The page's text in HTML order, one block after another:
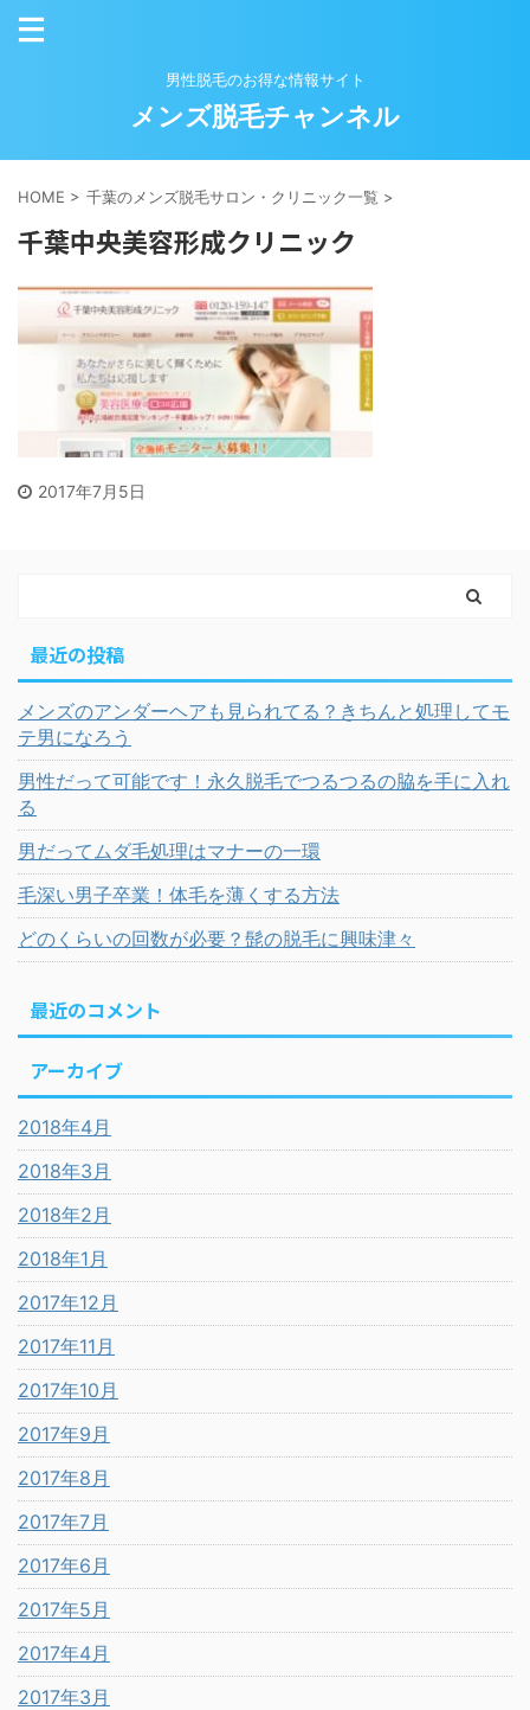
男性脱毛のお得な情報サイト
メンズ脱毛チャンネル
HOME > 千葉のメンズ脱毛サロン・クリニック一覧 >
千葉中央美容形成クリニック
2017年7月5日
最近の投稿
メンズのアンダーヘアも見られてる？きちんと処理してモ
テ男になろう
男性だって可能です！永久脱毛でつるつるの脇を手に入れ
る
男だってムダ毛処理はマナーの一環
毛深い男子卒業！体毛を薄くする方法
どのくらいの回数が必要？髭の脱毛に興味津々
最近のコメント
アーカイブ
2018年4月
2018年3月
2018年2月
2018年1月
2017年12月
2017年11月
2017年10月
2017年9月
2017年8月
2017年7月
2017年6月
2017年5月
2017年4月
2017年3月